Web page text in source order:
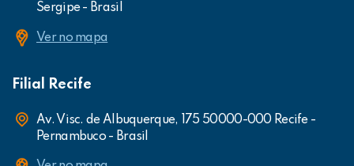
Sergipe - Brasil
Ver no mapa
Filial Recife
Av. Visc. de Albuquerque, 175 50000-000 Recife -
Pernambuco - Brasil